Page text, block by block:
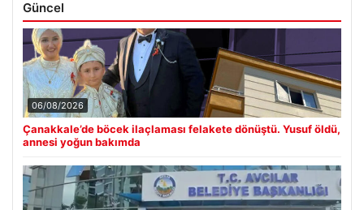
Güncel
06/08/2026
Çanakkale’de böcek ilaçlaması felakete dönüştü. Yusuf öldü,
annesi yoğun bakımda